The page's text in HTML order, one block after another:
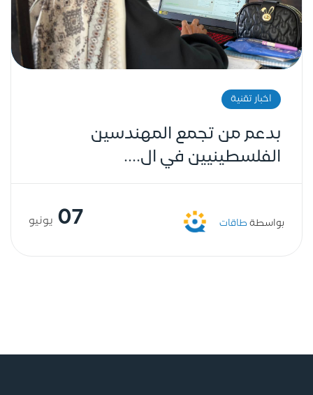
اخبار تقنية
بدعم من تجمع المهندسين
الفلسطينيين في ال....
بواسطة طاقات 07 يونيو